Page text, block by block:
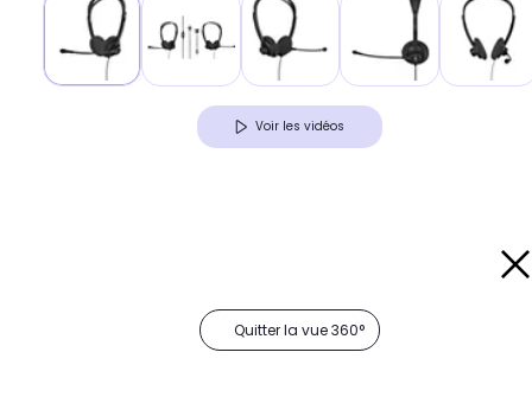
Voir les vidéos
Quitter la vue 360°